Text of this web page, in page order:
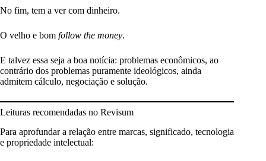
No fim, tem a ver com dinheiro.
O velho e bom follow the money.
E talvez essa seja a boa notícia: problemas econômicos, ao
contrário dos problemas puramente ideológicos, ainda
admitem cálculo, negociação e solução.
Leituras recomendadas no Revisum
Para aprofundar a relação entre marcas, significado, tecnologia
e propriedade intelectual: